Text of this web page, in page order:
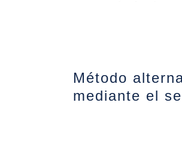
Método
mediante el